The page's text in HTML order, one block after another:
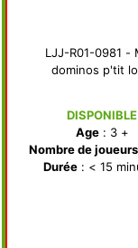
LJJ-R01-0981 -
dominos p'tit
DISPONIBLE
Age: 3 +
Nombre de joueurs
Durée: < 15